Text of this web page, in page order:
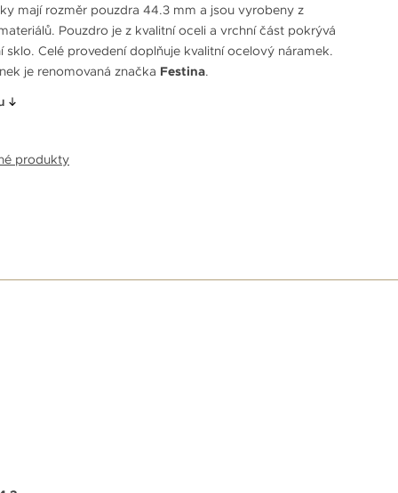
mají rozměr pouzdra 44.3 mm a jsou vyrobeny z
Pouzdro je z kvalitní oceli a vrchní část pokrývá
sklo. Celé provedení doplňuje kvalitní ocelový náramek.
je renomovaná značka Festina.
produkty